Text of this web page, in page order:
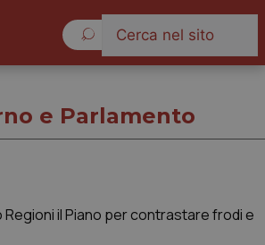
e Parlamento